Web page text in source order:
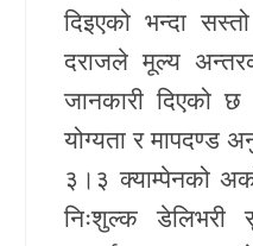
दिइएको भन्दा
दराजले मूल्य
जानकारी दिएको
योग्यता र मापदण्ड
३।३ क्याम्पेनको
निःशुल्क